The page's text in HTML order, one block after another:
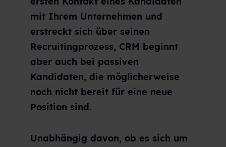
mit Ihrem Unternehmen und
erstreckt sich über seinen
Recruitingprozess, CRM beginnt
aber auch bei passiven
Kandidaten, die möglicherweise
noch nicht bereit für eine neue
Position sind.
Unabhängig davon, ob es sich um